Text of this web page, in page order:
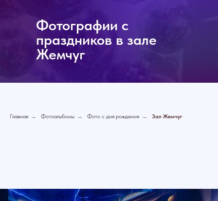
Фотографии с
праздников в зале
Жемчуг
Главная → Фотоальбомы → Фото с дня рождения → Зал Жемчуг